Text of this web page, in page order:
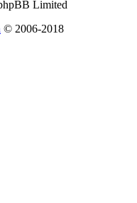
Limited
© 2006-2018